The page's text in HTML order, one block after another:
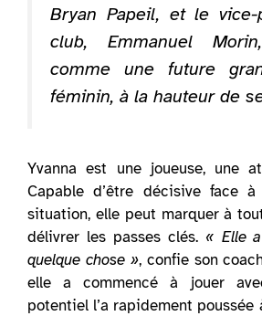
Bryan Papeil, et le
club, Emmanuel
comme une future
féminin, à la hauteur de
Yvanna est une joueuse, une
Capable d’être décisive face à
situation, elle peut marquer à
délivrer les passes clés. « Elle
quelque chose », confie son
elle a commencé à jouer
potentiel l’a rapidement poussée